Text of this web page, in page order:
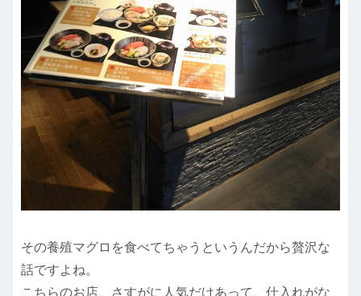
その養殖マグロを食べてちゃうというんだから贅沢な
話ですよね。
こちらのお店、さすがに人気だけあって、仕入れがな